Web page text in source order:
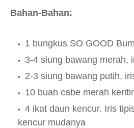
Bahan-Bahan:
1 bungkus SO GOOD
3-4 siung bawang merah,
2-3 siung bawang putih,
10 buah cabe merah
4 ikat daun kencur. Iris
kencur mudanya